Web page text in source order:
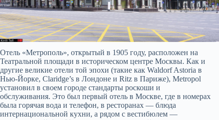
Отель «Метрополь», открытый в 1905 году, расположен на
Театральной площади в историческом центре Москвы. Как и
другие великие отели той эпохи (такие как Waldorf Astoria в
Нью-Йорке, Claridge’s в Лондоне и Ritz в Париже), Metropol
установил в своем городе стандарты роскоши и
обслуживания. Это был первый отель в Москве, где в номерах
была горячая вода и телефон, в ресторанах — блюда
интернациональной кухни, а рядом с вестибюлем —